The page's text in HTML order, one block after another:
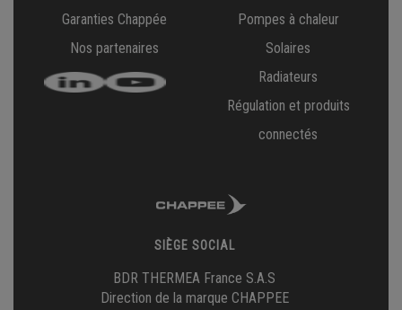
Garanties Chappée
Nos partenaires
Pompes à chaleur
Solaires
Radiateurs
Régulation et produits
connectés
SIÈGE SOCIAL
BDR THERMEA France S.A.S
Direction de la marque CHAPPEE